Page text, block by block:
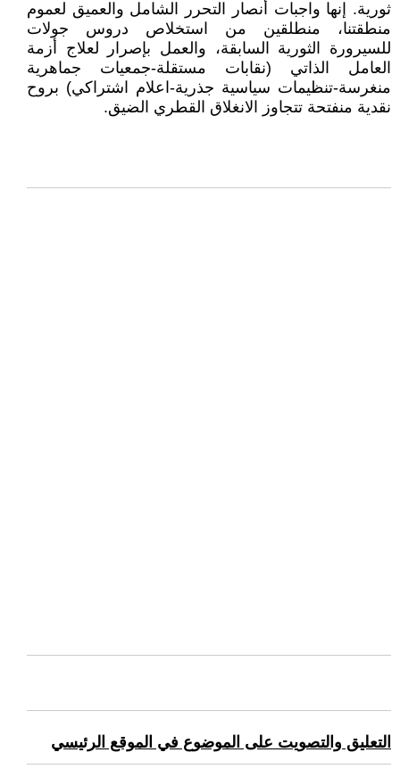
ثورية. إنها واجبات أنصار التحرر الشامل والعميق لعموم
منطقتنا، منطلقين من استخلاص دروس جولات
للسيرورة الثورية السابقة، والعمل بإصرار لعلاج أزمة
العامل الذاتي (نقابات مستقلة-جمعيات جماهرية
منغرسة-تنظيمات سياسية جذرية-اعلام اشتراكي) بروح
نقدية منفتحة تتجاوز الانغلاق القطري الضيق.
التعليق والتصويت على الموضوع في الموقع الرئيسي